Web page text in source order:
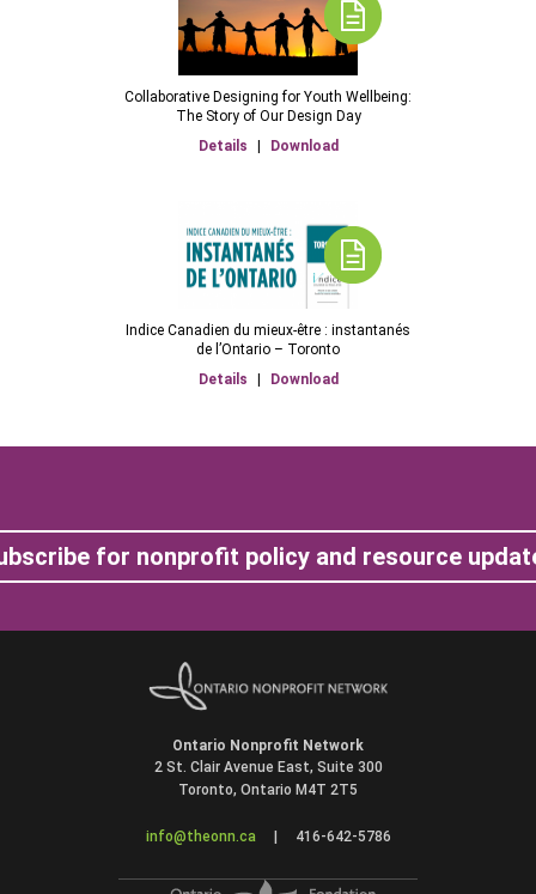
Collaborative Designing for Youth Wellbeing:
The Story of Our Design Day
Details
| Download
Indice Canadien du mieux-être : instantanés
de l’Ontario – Toronto
Details
Download
for nonprofit policy and resource
Ontario Nonprofit Network
2 St. Clair Avenue East, Suite 300
Toronto, Ontario M4T 2T5
info@theonn.ca | 416-642-5786